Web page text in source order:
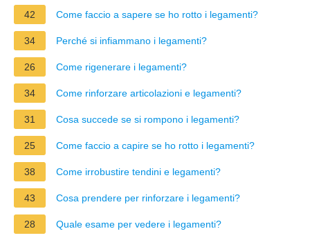
42 Come faccio a sapere se ho rotto i legamenti?
34 Perché si infiammano i legamenti?
26 Come rigenerare i legamenti?
34 Come rinforzare articolazioni e legamenti?
31 Cosa succede se si rompono i legamenti?
25 Come faccio a capire se ho rotto i legamenti?
38 Come irrobustire tendini e legamenti?
43 Cosa prendere per rinforzare i legamenti?
28 Quale esame per vedere i legamenti?